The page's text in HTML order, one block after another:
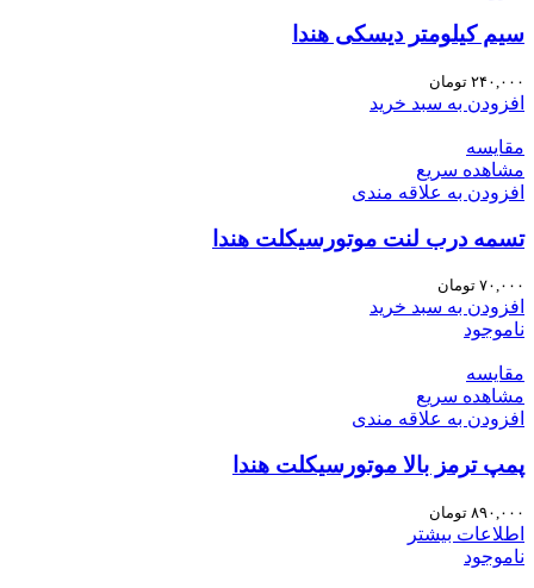
سیم کیلومتر دیسکی هندا
۲۴۰,۰۰۰ تومان
افزودن به سبد خرید
مقایسه
مشاهده سریع
افزودن به علاقه مندی
تسمه درب لنت موتورسیکلت هندا
۷۰,۰۰۰ تومان
افزودن به سبد خرید
ناموجود
مقایسه
مشاهده سریع
افزودن به علاقه مندی
پمپ ترمز بالا موتورسیکلت هندا
۸۹۰,۰۰۰ تومان
اطلاعات بیشتر
ناموجود